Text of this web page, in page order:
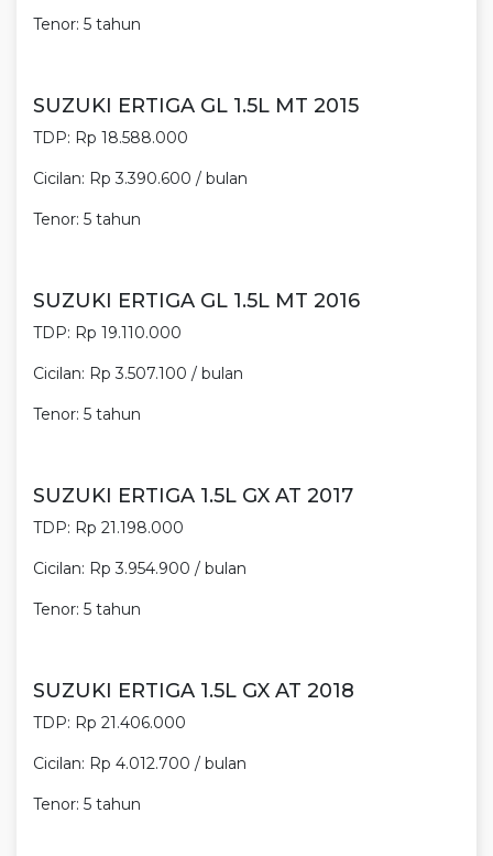
Tenor: 5 tahun
SUZUKI ERTIGA GL 1.5L MT 2015
TDP: Rp 18.588.000
Cicilan: Rp 3.390.600 / bulan
Tenor: 5 tahun
SUZUKI ERTIGA GL 1.5L MT 2016
TDP: Rp 19.110.000
Cicilan: Rp 3.507.100 / bulan
Tenor: 5 tahun
SUZUKI ERTIGA 1.5L GX AT 2017
TDP: Rp 21.198.000
Cicilan: Rp 3.954.900 / bulan
Tenor: 5 tahun
SUZUKI ERTIGA 1.5L GX AT 2018
TDP: Rp 21.406.000
Cicilan: Rp 4.012.700 / bulan
Tenor: 5 tahun